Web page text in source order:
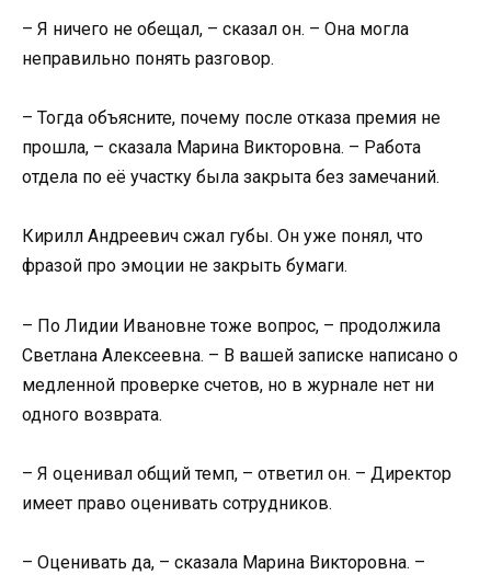
– Я ничего не обещал, – сказал он. – Она могла
неправильно понять разговор.
– Тогда объясните, почему после отказа премия не
прошла, – сказала Марина Викторовна. – Работа
отдела по её участку была закрыта без замечаний.
Кирилл Андреевич сжал губы. Он уже понял, что
фразой про эмоции не закрыть бумаги.
– По Лидии Ивановне тоже вопрос, – продолжила
Светлана Алексеевна. – В вашей записке написано о
медленной проверке счетов, но в журнале нет ни
одного возврата.
– Я оценивал общий темп, – ответил он. – Директор
имеет право оценивать сотрудников.
– Оценивать да, – сказала Марина Викторовна. –